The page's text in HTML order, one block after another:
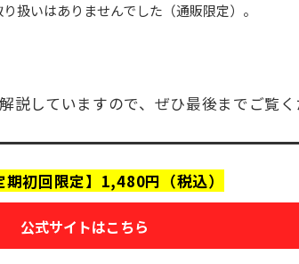
扱いはありませんでした（通販限定）。
説していますので、ぜひ最後までご覧
期初回限定】1,480円（税込）
公式サイトはこちら